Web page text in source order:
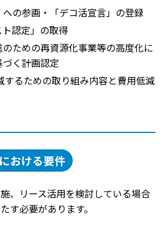
への参画・「デコ活宣言」の登録
ト認定」の取得
のための再資源化事業等の高度化に
く計画認定
するための取り組み内容と費用低減
おける要件
、リース活用を検討している場合
す必要があります。